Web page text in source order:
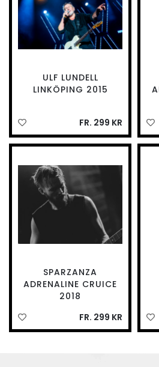
ULF LUNDELL
LINKÖPING 2015
FR. 299 KR
SPARZANZA
ADRENALINE CRUICE
2018
FR. 299 KR